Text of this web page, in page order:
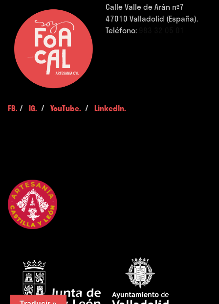
Calle Valle de Arán nº7
47010 Valladolid (España).
Teléfono:
FB. / IG. / YouTube. / LinkedIn.